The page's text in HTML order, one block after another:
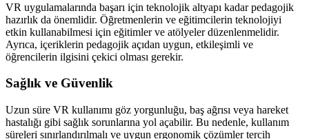
VR uygulamalarında başarı için teknolojik altyapı kadar pedagojik
hazırlık da önemlidir. Öğretmenlerin ve eğitimcilerin teknolojiyi
etkin kullanabilmesi için eğitimler ve atölyeler düzenlenmelidir.
Ayrıca, içeriklerin pedagojik açıdan uygun, etkileşimli ve
öğrencilerin ilgisini çekici olması gerekir.
Sağlık ve Güvenlik
Uzun süre VR kullanımı göz yorgunluğu, baş ağrısı veya hareket
hastalığı gibi sağlık sorunlarına yol açabilir. Bu nedenle, kullanım
süreleri sınırlandırılmalı ve uygun ergonomik çözümler tercih